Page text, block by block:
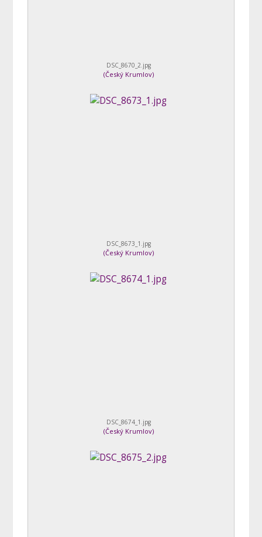
DSC_8670_2.jpg
(Český Krumlov)
DSC_8673_1.jpg
(Český Krumlov)
DSC_8674_1.jpg
(Český Krumlov)